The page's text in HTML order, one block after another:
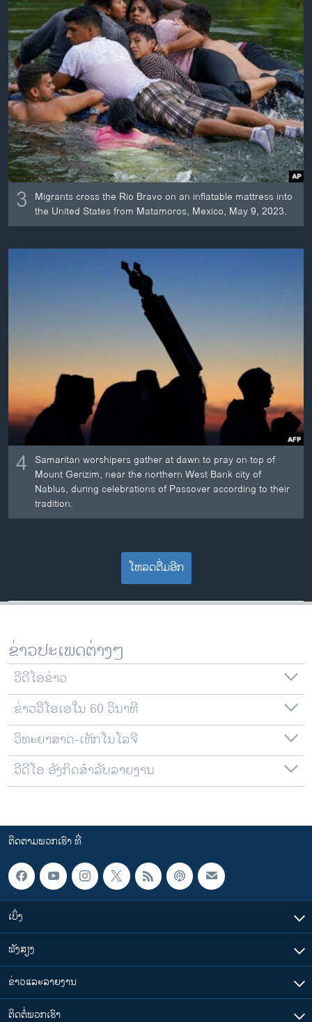
3 Migrants cross the Rio Bravo on an inflatable mattress into
the United States from Matamoros, Mexico, May 9, 2023.
4 Samaritan worshipers gather at dawn to pray on top of
Mount Gerizim, near the northern West Bank city of
Nablus, during celebrations of Passover according to their
tradition.
ໂຫລດຕື່ມອີກ
ຂ່າວປະເພດຕ່າງໆ
ວີດີໂອຂ່າວ
ຂ່າວວີໂອເອໃນ 60 ວິນາທີ
ວິທະຍາສາດ-ເທັກໂນໂລຈີ
ວີດີໂອ ອັງກິດສຳລັບລາຍງານ
ຕິດຕາມພວກເຮົາ ທີ່
ເບິ່ງ
ຟັງສຽງ
ຂ່າວແລະລາຍງານ
ຕິດຕໍ່ພວກເຮົາ